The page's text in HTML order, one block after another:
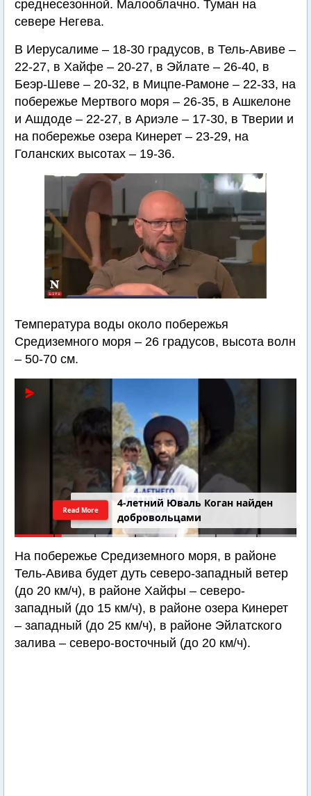
среднесезонной. Малооблачно. Туман на
севере Негева.
В Иерусалиме – 18-30 градусов, в Тель-Авиве –
22-27, в Хайфе – 20-27, в Эйлате – 26-40, в
Беэр-Шеве – 20-32, в Мицпе-Рамоне – 22-33, на
побережье Мертвого моря – 26-35, в Ашкелоне
и Ашдоде – 22-27, в Ариэле – 17-30, в Тверии и
на побережье озера Кинерет – 23-29, на
Голанских высотах – 19-36.
Температура воды около побережья
Средиземного моря – 26 градусов, высота волн
– 50-70 см.
4-летний Юваль Коган найден
добровольцами
Read More
На побережье Средиземного моря, в районе
Тель-Авива будет дуть северо-западный ветер
(до 20 км/ч), в районе Хайфы – северо-
западный (до 15 км/ч), в районе озера Кинерет
– западный (до 25 км/ч), в районе Эйлатского
залива – северо-восточный (до 20 км/ч).